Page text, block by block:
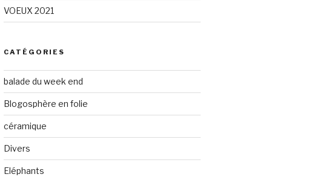
VOEUX 2021
CATÉGORIES
balade du week end
Blogosphère en folie
céramique
Divers
Eléphants